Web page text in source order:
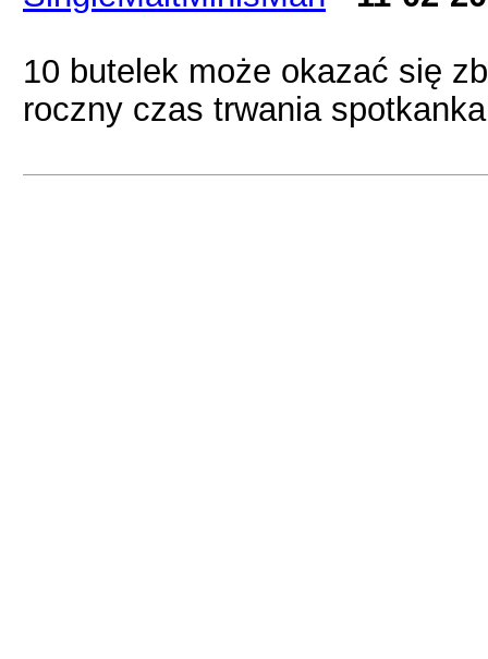
10 butelek może okazać się
roczny czas trwania